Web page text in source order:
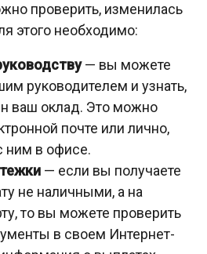
проверить, изменилась
этого необходимо:
— вы можете
руководителем и узнать,
ваш оклад. Это можно
почте или лично,
ним в офисе.
— если вы получаете
не наличными, а на
то вы можете проверить
в своем Интернет-